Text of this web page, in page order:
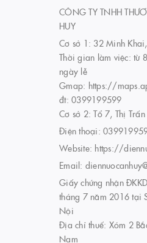
CÔNG TY TNHH
HUY
Cơ sở 1: 32 Minh
Thời gian làm việc: từ
ngày lễ
Gmap: https://
đt: 0399199599
Cơ sở 2: Tổ 7, Thị
Điện thoại:
Website: https://
Email:
Giấy chứng nhận
tháng 7 năm 2016 tại
Nội
Địa chỉ thuế: Xóm 2
Nam